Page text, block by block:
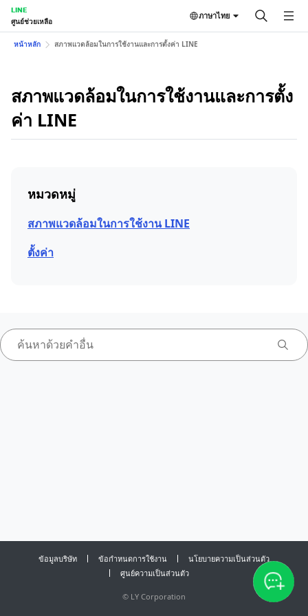
LINE
ศูนย์ช่วยเหลือ
ภาษาไทย
หน้าหลัก สภาพแวดล้อมในการใช้งานและการตั้งค่า LINE
สภาพแวดล้อมในการใช้งานและการตั้ง
ค่า LINE
หมวดหมู่
สภาพแวดล้อมในการใช้งาน LINE
ตั้งค่า
ข้อมูลบริษัท ข้อกำหนดการใช้งาน
นโยบายความเป็นส่วนตัว
ศูนย์ความเป็นส่วนตัว
© LY Corporation